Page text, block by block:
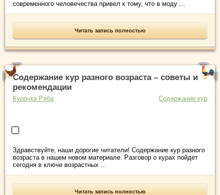
современного человечества привел к тому, что в моду ...
Читать запись полностью
Содержание кур разного возраста – советы и
рекомендации
Курочка Ряба Содержание кур
Здравствуйте, наши дорогие читатели! Содержание кур разного
возраста в нашем новом материале. Разговор о курах пойдет
сегодня в ключе возрастных ...
Читать запись полностью